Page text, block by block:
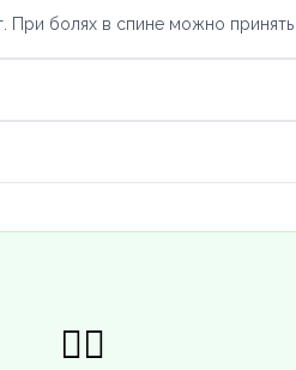
болях в спине можно
👨‍⚕️